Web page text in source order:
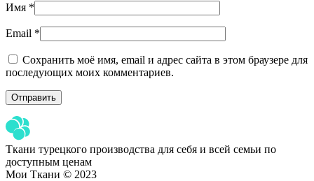
Имя *
Email *
Сохранить моё имя, email и адрес сайта в этом браузере для
последующих моих комментариев.
Ткани турецкого производства для себя и всей семьи по
доступным ценам
Мои Ткани © 2023